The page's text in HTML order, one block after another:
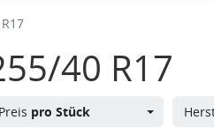
40 R17
Preis pro Stück